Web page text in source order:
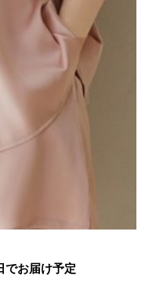
でお届け予定